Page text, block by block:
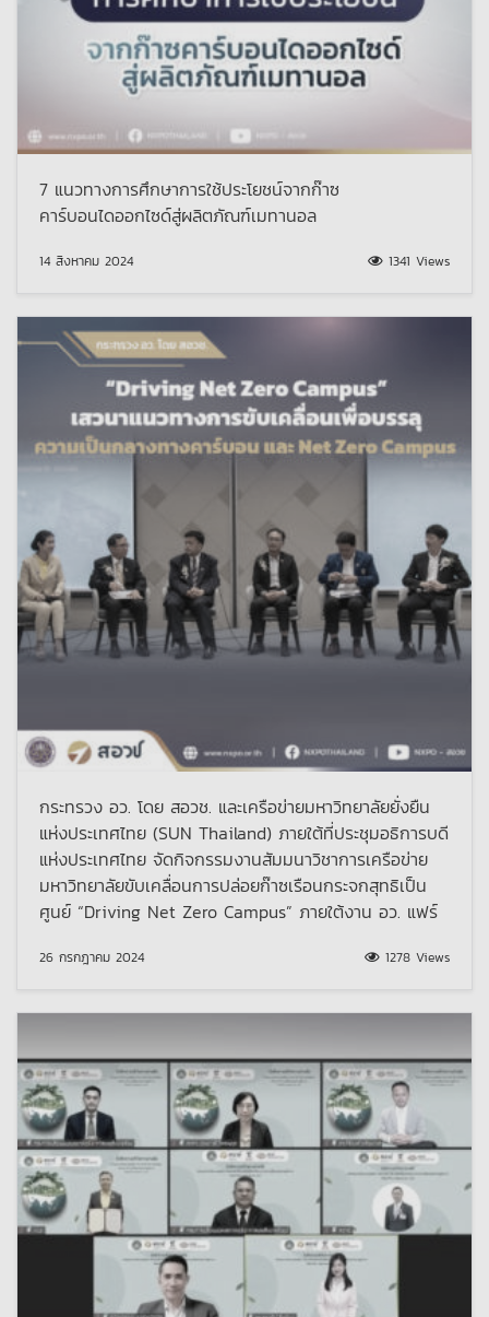
7 แนวทางการศึกษาการใช้ประโยชน์จากก๊าซ
คาร์บอนไดออกไซด์สู่ผลิตภัณฑ์เมทานอล
14 สิงหาคม 2024 1341 Views
กระทรวง อว. โดย สอวช. และเครือข่ายมหาวิทยาลัยยั่งยืน
แห่งประเทศไทย (SUN Thailand) ภายใต้ที่ประชุมอธิการบดี
แห่งประเทศไทย จัดกิจกรรมงานสัมมนาวิชาการเครือข่าย
มหาวิทยาลัยขับเคลื่อนการปล่อยก๊าซเรือนกระจกสุทธิเป็น
ศูนย์ “Driving Net Zero Campus” ภายใต้งาน อว. แฟร์
26 กรกฎาคม 2024 1278 Views